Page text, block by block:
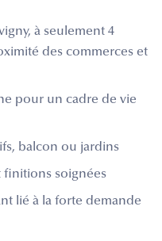
à seulement 4
des commerces et
pour un cadre de vie
balcon ou jardins
soignées
lié à la forte demande